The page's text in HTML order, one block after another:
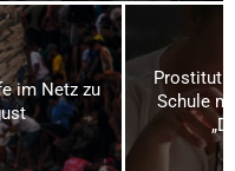
im Netz zu
Schule